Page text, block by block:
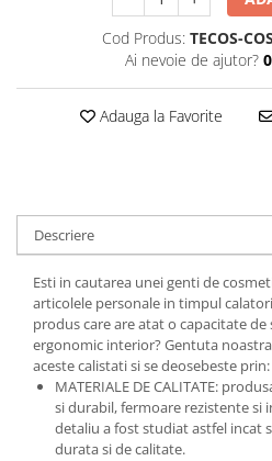
Cod Produs: TECOS-
Ai nevoie de ajutor?
Adauga la Favorite
Descriere
Esti in cautarea unei genti de
articolele personale in timpul
produs care are atat o capacitate
ergonomic interior? Gentuta noastra
aceste calistati si se deosebeste prin:
MATERIALE DE CALITATE:
si durabil, fermoare rezistente si
detaliu a fost studiat astfel incat
durata si de calitate.